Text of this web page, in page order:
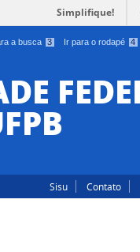
a busca 3 Ir para o rodapé 4
Simplifique!
Sisu Contato